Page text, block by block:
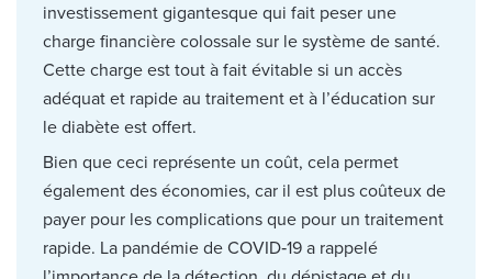
investissement gigantesque qui fait peser une
charge financière colossale sur le système de santé.
Cette charge est tout à fait évitable si un accès
adéquat et rapide au traitement et à l’éducation sur
le diabète est offert.
Bien que ceci représente un coût, cela permet
également des économies, car il est plus coûteux de
payer pour les complications que pour un traitement
rapide. La pandémie de COVID‑19 a rappelé